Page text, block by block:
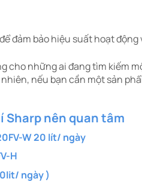
đảm bảo hiệu suất hoạt động
cho những ai đang tìm kiếm
nếu bạn cần một sản
Sharp nên quan tâm
W 20 lít/ ngày
H
ngày )